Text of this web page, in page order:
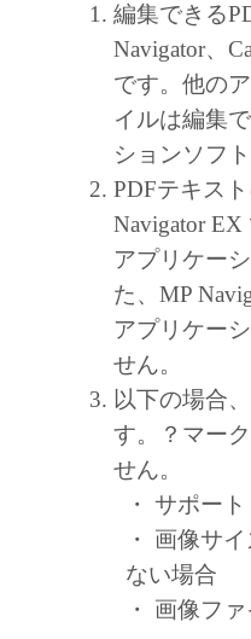
ノン製品を
独占的権利
ユーザーは
改変、リバ
は逆アセン
キヤノン、
よびキヤノ
ザーの特
用であるこ
と、その
しません。
キヤノン、
よびキヤノ
に付随また
失、損害
任を負い
ユーザーは
許可等を
編集できる
Navigator、
です。他の
イルは編集
ションソフ
PDFテキス
Navigator
アプリケー
た、MP
アプリケー
せん。
以下の場合
す。？マー
せん。
・ サポー
・ 画像サ
ない場合
・ 画像フ